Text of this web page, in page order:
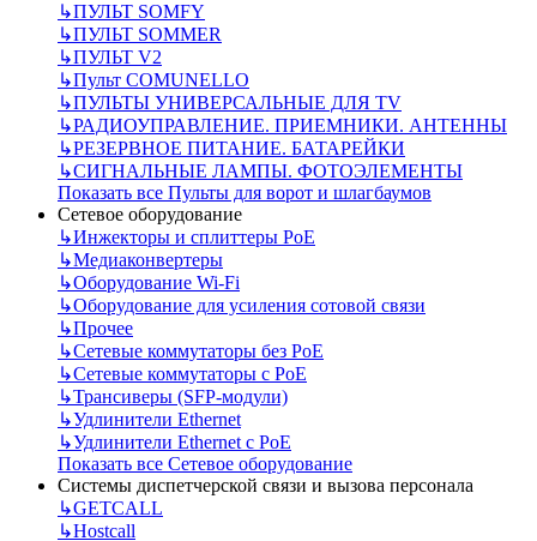
↳ПУЛЬТ SOMFY
↳ПУЛЬТ SOMMER
↳ПУЛЬТ V2
↳Пульт СOMUNELLO
↳ПУЛЬТЫ УНИВЕРСАЛЬНЫЕ ДЛЯ TV
↳РАДИОУПРАВЛЕНИЕ. ПРИЕМНИКИ. АНТЕННЫ
↳РЕЗЕРВНОЕ ПИТАНИЕ. БАТАРЕЙКИ
↳СИГНАЛЬНЫЕ ЛАМПЫ. ФОТОЭЛЕМЕНТЫ
Показать все Пульты для ворот и шлагбаумов
Сетевое оборудование
↳Инжекторы и сплиттеры РоЕ
↳Медиаконвертеры
↳Оборудование Wi-Fi
↳Оборудование для усиления сотовой связи
↳Прочее
↳Сетевые коммутаторы без РоЕ
↳Сетевые коммутаторы с РоЕ
↳Трансиверы (SFP-модули)
↳Удлинители Ethernet
↳Удлинители Ethernet с PoE
Показать все Сетевое оборудование
Системы диспетчерской связи и вызова персонала
↳GETCALL
↳Hostcall